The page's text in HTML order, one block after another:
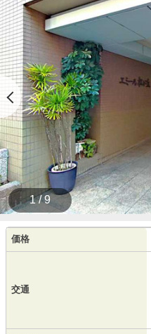
1 / 9
価格
交通